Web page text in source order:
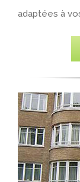
adaptées à